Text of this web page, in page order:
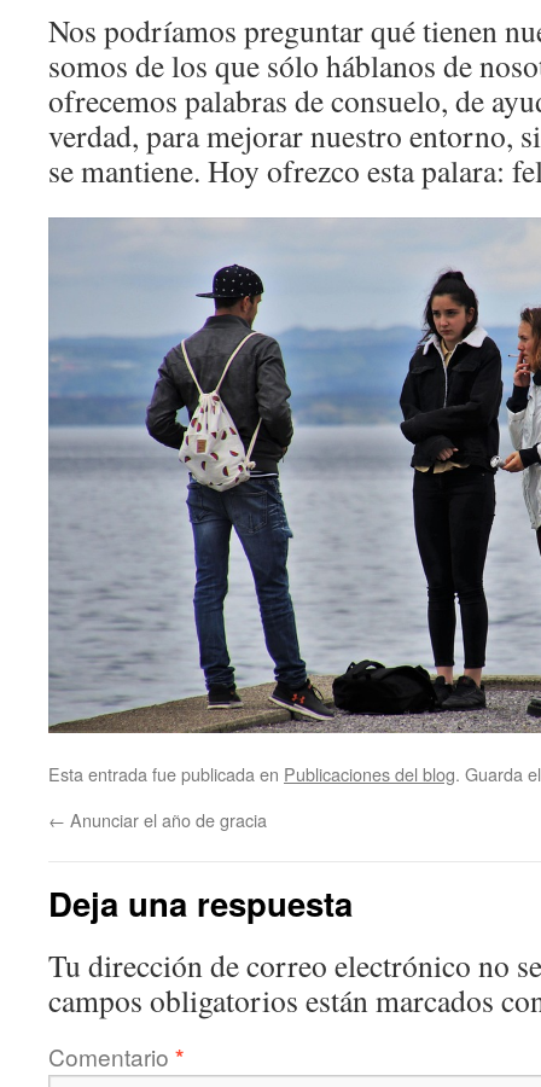
Nos podríamos preguntar qué tienen
somos de los que sólo háblanos de
ofrecemos palabras de consuelo, de
verdad, para mejorar nuestro entorno,
se mantiene. Hoy ofrezco esta palara:
Esta entrada fue publicada en Publicaciones del blog. Guarda
← Anunciar el año de gracia
Deja una respuesta
Tu dirección de correo electrónico no
campos obligatorios están marcados
Comentario *